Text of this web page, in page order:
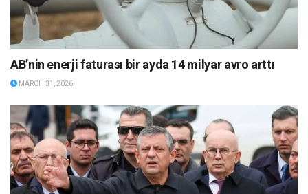
AB’nin enerji faturası bir ayda 14 milyar avro arttı
MARCH 31, 2026